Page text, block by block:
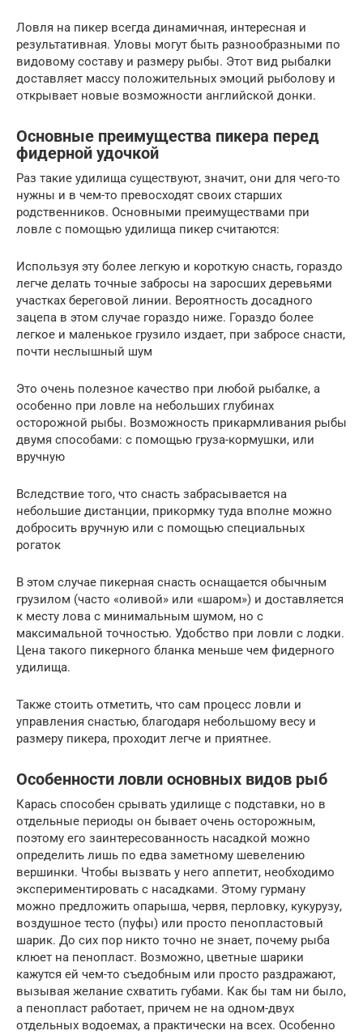
Ловля на пикер всегда динамичная, интересная и
результативная. Уловы могут быть разнообразными по
видовому составу и размеру рыбы. Этот вид рыбалки
доставляет массу положительных эмоций рыболову и
открывает новые возможности английской донки.
Основные преимущества пикера перед
фидерной удочкой
Раз такие удилища существуют, значит, они для чего-то
нужны и в чем-то превосходят своих старших
родственников. Основными преимуществами при
ловле с помощью удилища пикер считаются:
Используя эту более легкую и короткую снасть, гораздо
легче делать точные забросы на заросших деревьями
участках береговой линии. Вероятность досадного
зацепа в этом случае гораздо ниже. Гораздо более
легкое и маленькое грузило издает, при забросе снасти,
почти неслышный шум
Это очень полезное качество при любой рыбалке, а
особенно при ловле на небольших глубинах
осторожной рыбы. Возможность прикармливания рыбы
двумя способами: с помощью груза-кормушки, или
вручную
Вследствие того, что снасть забрасывается на
небольшие дистанции, прикормку туда вполне можно
добросить вручную или с помощью специальных
рогаток
В этом случае пикерная снасть оснащается обычным
грузилом (часто «оливой» или «шаром») и доставляется
к месту лова с минимальным шумом, но с
максимальной точностью. Удобство при ловли с лодки.
Цена такого пикерного бланка меньше чем фидерного
удилища.
Также стоить отметить, что сам процесс ловли и
управления снастью, благодаря небольшому весу и
размеру пикера, проходит легче и приятнее.
Особенности ловли основных видов рыб
Карась способен срывать удилище с подставки, но в
отдельные периоды он бывает очень осторожным,
поэтому его заинтересованность насадкой можно
определить лишь по едва заметному шевелению
вершинки. Чтобы вызвать у него аппетит, необходимо
экспериментировать с насадками. Этому гурману
можно предложить опарыша, червя, перловку, кукурузу,
воздушное тесто (пуфы) или просто пенопластовый
шарик. До сих пор никто точно не знает, почему рыба
клюет на пенопласт. Возможно, цветные шарики
кажутся ей чем-то съедобным или просто раздражают,
вызывая желание схватить губами. Как бы там ни было,
а пенопласт работает, причем не на одном-двух
отдельных водоемах, а практически на всех. Особенно